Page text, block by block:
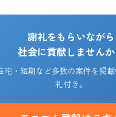
謝礼をもらいながら
社会に貢献しませんか
宅・短期など多数の案件を掲
礼付き。